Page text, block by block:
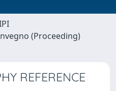
(Proceeding)
REFERENCE